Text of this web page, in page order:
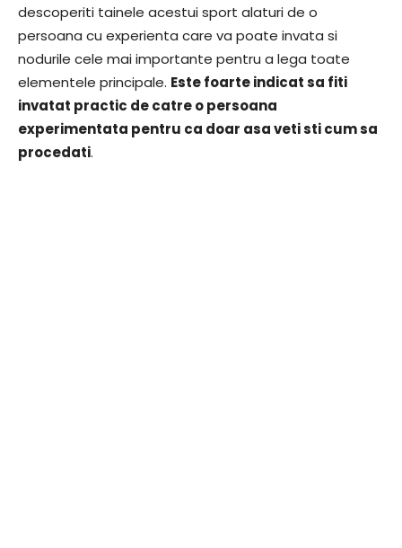
descoperiti tainele acestui sport alaturi de o
persoana cu experienta care va poate invata si
nodurile cele mai importante pentru a lega toate
elementele principale. Este foarte indicat sa fiti
invatat practic de catre o persoana
experimentata pentru ca doar asa veti sti cum sa
procedati.